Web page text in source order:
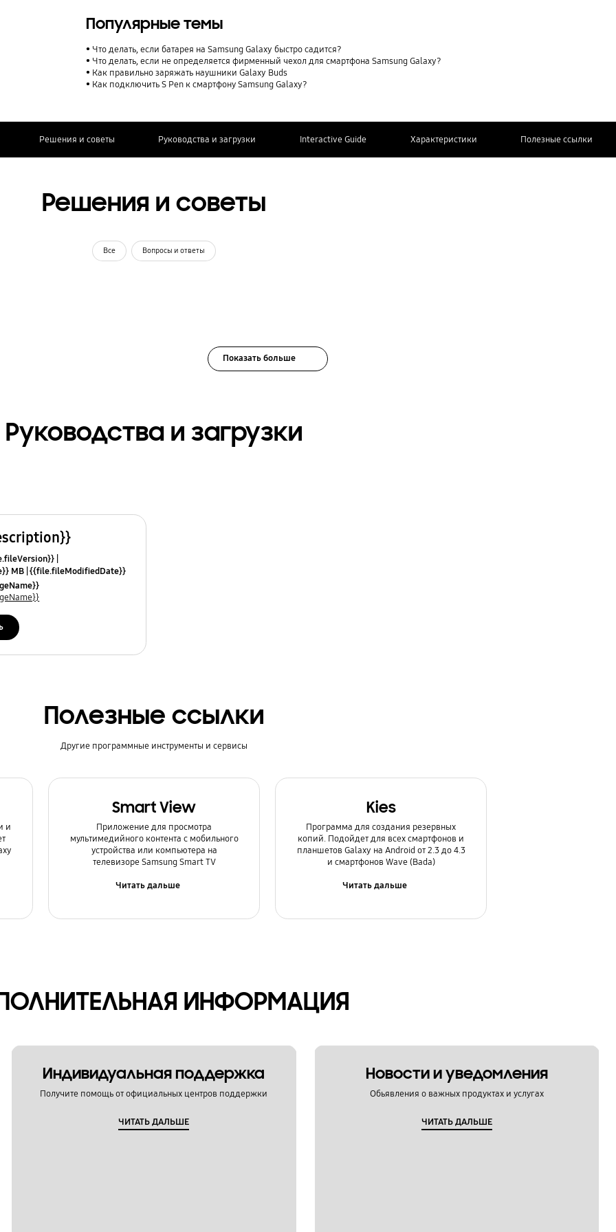
Популярные темы
Что делать, если батарея на Samsung Galaxy быстро садится?
Что делать, если не определяется фирменный чехол для смартфона Samsung Galaxy?
Как правильно заряжать наушники Galaxy Buds
Как подключить S Pen к смартфону Samsung Galaxy?
Решения и советы Руководства и загрузки Interactive Guide Характеристики Полезные ссылки
Решения и советы
Все Вопросы и ответы
Показать больше
Руководства и загрузки
MB {{file.fileModifiedDate}}
Полезные ссылки
Другие программные инструменты и сервисы
и
Smart View
Приложение для просмотра
мультимедийного контента с мобильного
устройства или компьютера на
телевизоре Samsung Smart TV
Читать дальше
Kies
Программа для создания резервных
копий. Подойдет для всех смартфонов и
планшетов Galaxy на Android от 2.3 до 4.3
и смартфонов Wave (Bada)
Читать дальше
ИНФОРМАЦИЯ
Индивидуальная поддержка
Получите помощь от официальных центров поддержки
ЧИТАТЬ ДАЛЬШЕ
Новости и уведомления
Обьявления о важных продуктах и услугах
ЧИТАТЬ ДАЛЬШЕ